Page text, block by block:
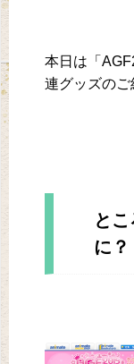
本日は「
連グッズのご
と
に？